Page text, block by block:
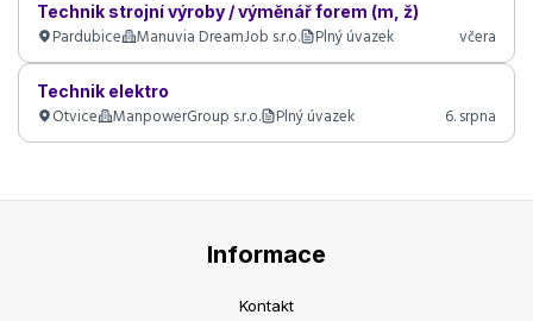
Technik strojní výroby / výměnář forem (m, ž)
Pardubice Manuvia DreamJob s.r.o. Plný úvazek včera
Technik elektro
Otvice ManpowerGroup s.r.o. Plný úvazek 6. srpna
Informace
Kontakt